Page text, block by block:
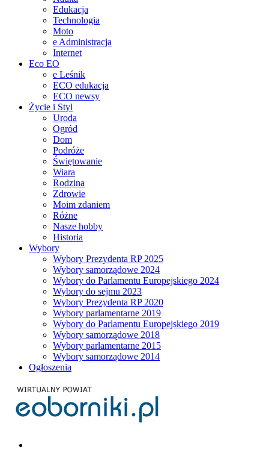
Edukacja
Technologia
Moto
e Administracja
Internet
Eco EO
e Leśnik
ECO edukacja
ECO newsy
Życie i Styl
Uroda
Ogród
Dom
Podróże
Świętowanie
Wiara
Rodzina
Zdrowie
Moim zdaniem
Różne
Nasze hobby
Historia
Wybory
Wybory Prezydenta RP 2025
Wybory samorządowe 2024
Wybory do Parlamentu Europejskiego 2024
Wybory do sejmu 2023
Wybory Prezydenta RP 2020
Wybory parlamentarne 2019
Wybory do Parlamentu Europejskiego 2019
Wybory samorządowe 2018
Wybory parlamentarne 2015
Wybory samorządowe 2014
Ogłoszenia